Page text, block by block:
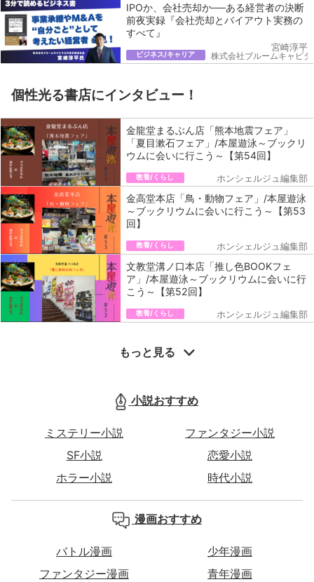
IPOか、会社売却か──ある経営者の決断
前夜実録『会社売却とバイアウト実務の
すべて』
ビジネス/キャリア
宮崎淳平
株式会社ブルームキャピ
個性光る書店にインタビュー！
金龍堂まるぶん店「熊本地震フェア」
「夏目漱石フェア」/本屋遊泳～ブックリ
ウムに会いに行こう～【第54回】
教養/くらし ホンシェルジュ編集部
金高堂本店「鳥・動物フェア」/本屋遊泳
～ブックリウムに会いに行こう～【第53
回】
教養/くらし ホンシェルジュ編集部
文教堂溝ノ口本店「推し色BOOKフェ
ア」/本屋遊泳～ブックリウムに会いに行
こう～【第52回】
教養/くらし ホンシェルジュ編集部
もっと見る
小説おすすめ
ミステリー小説
ファンタジー小説
SF小説
恋愛小説
ホラー小説
時代小説
漫画おすすめ
バトル漫画
少年漫画
ファンタジー漫画
青年漫画